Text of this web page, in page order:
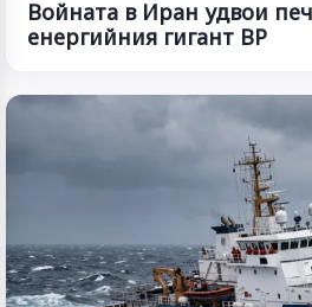
Войната в Иран удвои
енергийния гигант BP